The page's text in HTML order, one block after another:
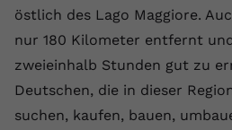
östlich des Lago Maggiore.
nur 180 Kilometer entfernt
zweieinhalb Stunden gut zu
Deutschen, die in dieser
suchen, kaufen, bauen,
Anbieter youtube.com
Laufzeit Session